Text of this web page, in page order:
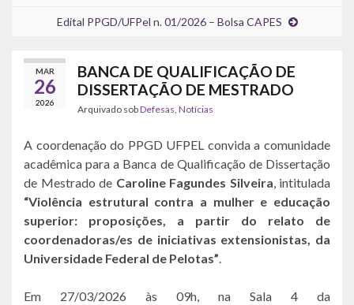
Edital PPGD/UFPel n. 01/2026 – Bolsa CAPES
MAR
26
2026
BANCA DE QUALIFICAÇÃO DE
DISSERTAÇÃO DE MESTRADO
Arquivado sobDefesas, Notícias
A coordenação do PPGD UFPEL convida a comunidade
acadêmica para a Banca de Qualificação de Dissertação
de Mestrado de Caroline Fagundes Silveira, intitulada
“Violência estrutural contra a mulher e educação
superior: proposições, a partir do relato de
coordenadoras/es de iniciativas extensionistas, da
Universidade Federal de Pelotas”.
Em 27/03/2026 às 09h, na Sala 4 da